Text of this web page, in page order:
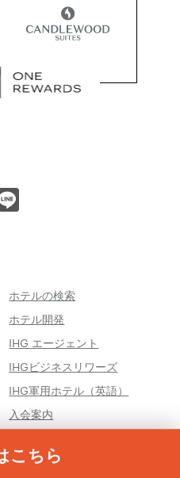
こちら
ホテルの検索
ホテル開発
IHG エージェント
IHGビジネスリワーズ
IHG軍用ホテル（英語）
入会案内
ご利用規約